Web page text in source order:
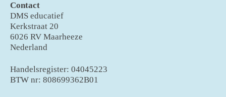
Contact
DMS educatief
Kerkstraat 20
6026 RV Maarheeze
Nederland
Handelsregister: 04045223
BTW nr: 808699362B01